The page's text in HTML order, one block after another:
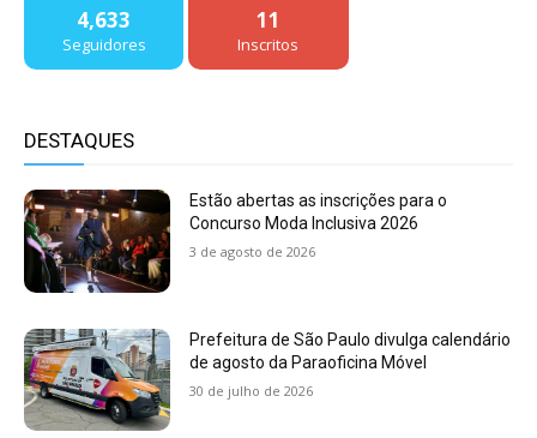
4,633
Seguidores
11
Inscritos
DESTAQUES
Estão abertas as inscrições para o
Concurso Moda Inclusiva 2026
3 de agosto de 2026
Prefeitura de São Paulo divulga calendário
de agosto da Paraoficina Móvel
30 de julho de 2026